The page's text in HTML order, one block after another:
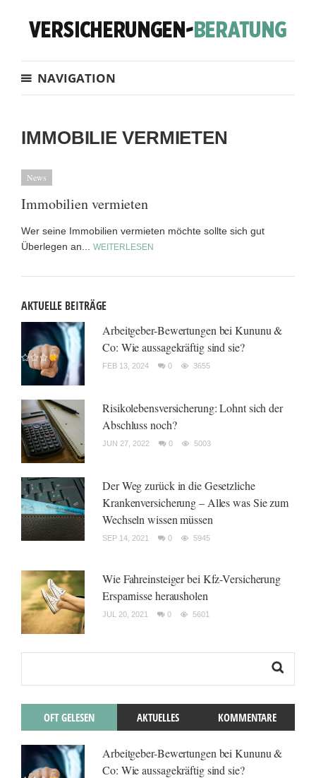
NAVIGATION
IMMOBILIE VERMIETEN
News
Immobilien vermieten
Wer seine Immobilien vermieten möchte sollte sich gut
Überlegen an... WEITERLESEN
AKTUELLE BEITRÄGE
Arbeitgeber-Bewertungen bei Kununu &
Co: Wie aussagekräftig sind sie?
FEB 13, 2024 0 3655
Risikolebensversicherung: Lohnt sich der
Abschluss noch?
JUN 27, 2022 0 5003
Der Weg zurück in die Gesetzliche
Krankenversicherung – Alles was Sie zum
Wechseln wissen müssen
SEP 14, 2021 0 5945
Wie Fahreinsteiger bei Kfz-Versicherung
Ersparnisse herausholen
JUL 20, 2021 0 5601
OFT GELESEN AKTUELLES KOMMENTARE
Arbeitgeber-Bewertungen bei Kununu &
Co: Wie aussagekräftig sind sie?